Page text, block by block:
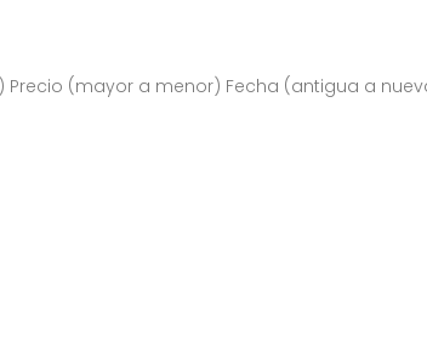
Precio (mayor a menor) Fecha (antigua a